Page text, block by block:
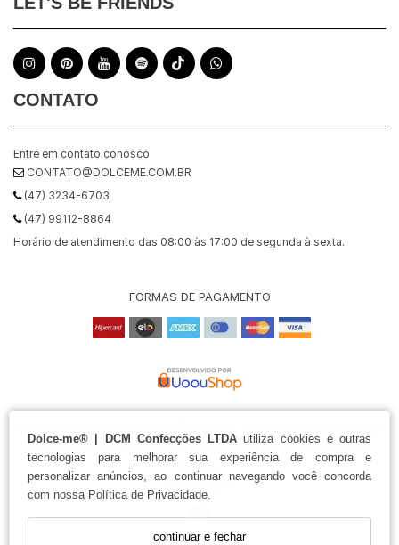
Dolce-me® | DCM Confecções LTDA utiliza cookies e outras
tecnologias para melhorar sua experiência de compra e
personalizar anúncios, ao continuar navegando você concorda
com nossa Política de Privacidade.
continuar e fechar
CONTATO
Entre em contato conosco
CONTATO@DOLCEME.COM.BR
(47) 3234-6703
(47) 99112-8864
Horário de atendimento das 08:00 às 17:00 de segunda à sexta.
FORMAS DE PAGAMENTO
RUA SÃO SEBASTIÃO, Nº 96 ITOUPAVA NORTE - BLUMENAU SC -
BRASIL
Certificados